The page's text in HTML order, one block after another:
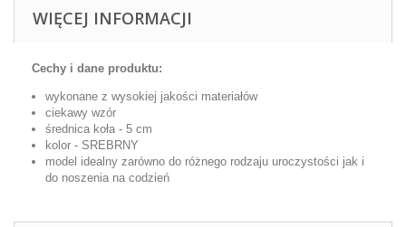
WIĘCEJ INFORMACJI
Cechy i dane produktu:
wykonane z wysokiej jakości materiałów
ciekawy wzór
średnica koła - 5 cm
kolor - SREBRNY
model idealny zarówno do różnego rodzaju uroczystości jak i
do noszenia na codzień